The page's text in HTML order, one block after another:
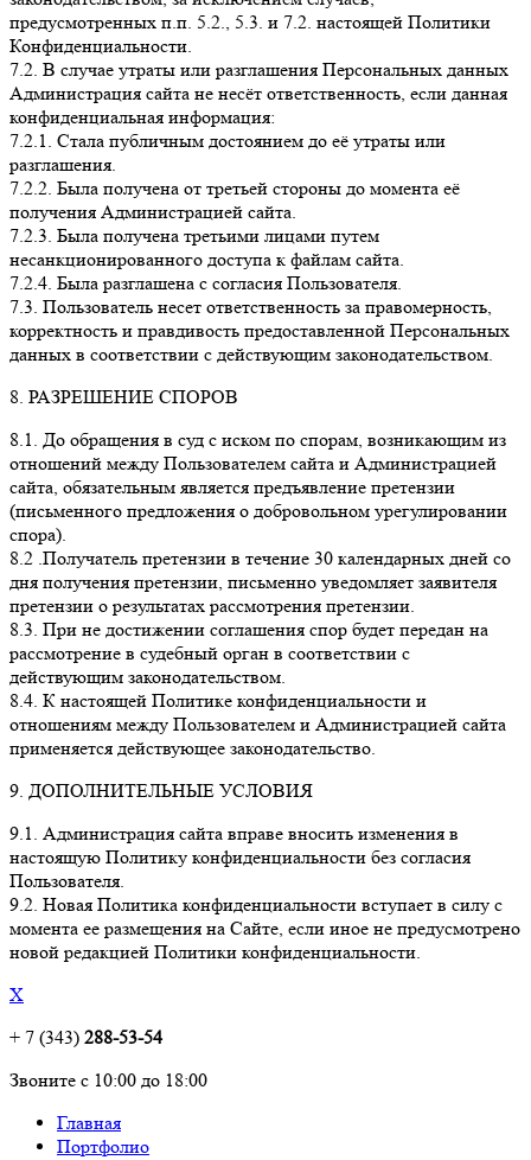
предусмотренных п.п. 5.2., 5.3. и 7.2. настоящей Политики
Конфиденциальности.
7.2. В случае утраты или разглашения Персональных данных
Администрация сайта не несёт ответственность, если данная
конфиденциальная информация:
7.2.1. Стала публичным достоянием до её утраты или
разглашения.
7.2.2. Была получена от третьей стороны до момента её
получения Администрацией сайта.
7.2.3. Была получена третьими лицами путем
несанкционированного доступа к файлам сайта.
7.2.4. Была разглашена с согласия Пользователя.
7.3. Пользователь несет ответственность за правомерность,
корректность и правдивость предоставленной Персональных
данных в соответствии с действующим законодательством.
8. РАЗРЕШЕНИЕ СПОРОВ
8.1. До обращения в суд с иском по спорам, возникающим из
отношений между Пользователем сайта и Администрацией
сайта, обязательным является предъявление претензии
(письменного предложения о добровольном урегулировании
спора).
8.2 .Получатель претензии в течение 30 календарных дней со
дня получения претензии, письменно уведомляет заявителя
претензии о результатах рассмотрения претензии.
8.3. При не достижении соглашения спор будет передан на
рассмотрение в судебный орган в соответствии с
действующим законодательством.
8.4. К настоящей Политике конфиденциальности и
отношениям между Пользователем и Администрацией сайта
применяется действующее законодательство.
9. ДОПОЛНИТЕЛЬНЫЕ УСЛОВИЯ
9.1. Администрация сайта вправе вносить изменения в
настоящую Политику конфиденциальности без согласия
Пользователя.
9.2. Новая Политика конфиденциальности вступает в силу с
момента ее размещения на Сайте, если иное не предусмотрено
новой редакцией Политики конфиденциальности.
X
+ 7 (343) 288-53-54
Звоните с 10:00 до 18:00
Главная
Портфолио